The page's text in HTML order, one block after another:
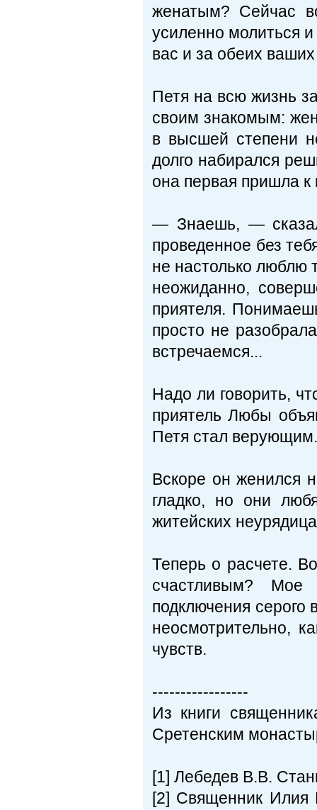
женатым? Сейчас
усиленно молиться
вас и за обеих ваших
Петя на всю жизнь
своим знакомым:
в высшей степени
долго набирался
она первая пришла к
— Знаешь, —
проведенное без
не настолько люблю
неожиданно,
приятеля.
просто не
встречаемся...
Надо ли говорить,
приятель Любы
Петя стал верующим.
Вскоре он женился
гладко, но они
житейских
Теперь о расчете.
счастливым?
подключения серого
неосмотрительно,
чувств.
-----------------
Из книги
Сретенским
[1] Лебедев В.В.
[2] Священник